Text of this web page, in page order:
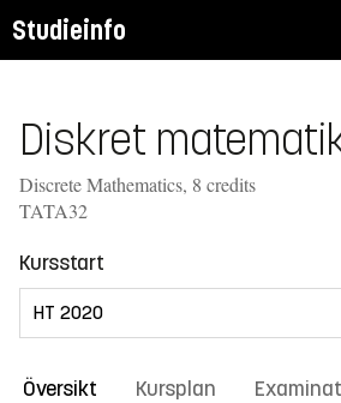
Studieinfo
Diskret
Discrete Mathematics, 8 credits
TATA32
Kursstart
Översikt Kursplan